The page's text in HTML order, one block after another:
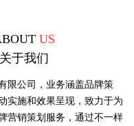
US
关于我们
限公司，业务涵盖品牌策
实施和效果呈现，致力于为
营销策划服务，通过不一样